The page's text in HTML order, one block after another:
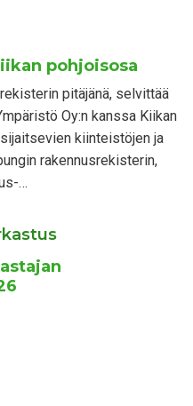
pohjoisosa
pitäjänä, selvittää
Oy:n kanssa Kiikan
kiinteistöjen ja
rakennusrekisterin,
…